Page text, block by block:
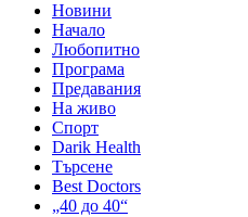
Новини
Начало
Любопитно
Програма
Предавания
На живо
Спорт
Darik Health
Търсене
Best Doctors
„40 до 40“